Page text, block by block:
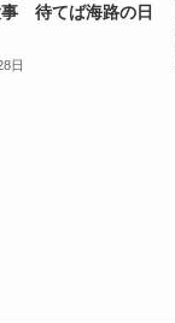
待てば海路の日
日